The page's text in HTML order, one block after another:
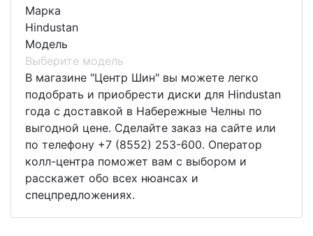
Марка
Hindustan
Модель
Выберите модель
В магазине "Центр Шин" вы можете легко
подобрать и приобрести диски для Hindustan
года с доставкой в Набережные Челны по
выгодной цене. Сделайте заказ на сайте или
по телефону +7 (8552) 253-600. Оператор
колл-центра поможет вам с выбором и
расскажет обо всех нюансах и
спецпредложениях.